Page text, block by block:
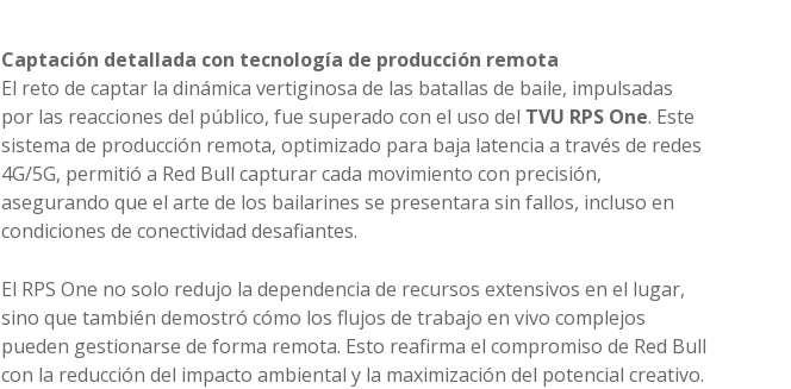
Captación detallada con tecnología de producción remota
El reto de captar la dinámica vertiginosa de las batallas de baile, impulsadas
por las reacciones del público, fue superado con el uso del TVU RPS One. Este
sistema de producción remota, optimizado para baja latencia a través de redes
4G/5G, permitió a Red Bull capturar cada movimiento con precisión,
asegurando que el arte de los bailarines se presentara sin fallos, incluso en
condiciones de conectividad desafiantes.
El RPS One no solo redujo la dependencia de recursos extensivos en el lugar,
sino que también demostró cómo los flujos de trabajo en vivo complejos
pueden gestionarse de forma remota. Esto reafirma el compromiso de Red Bull
con la reducción del impacto ambiental y la maximización del potencial creativo.